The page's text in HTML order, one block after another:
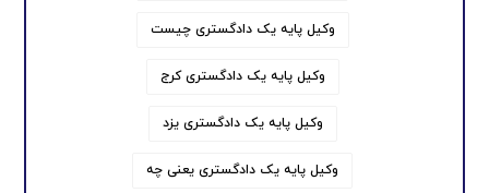
وکیل پایه یک دادگستری چیست
وکیل پایه یک دادگستری کرج
وکیل پایه یک دادگستری یزد
وکیل پایه یک دادگستری یعنی چه